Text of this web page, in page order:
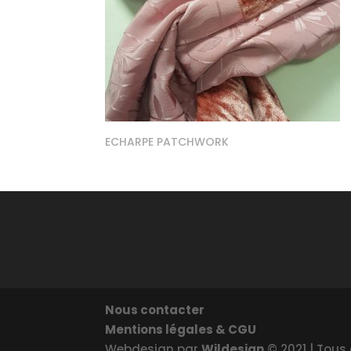
ECHARPE PATCHWORK
Nous contacter
Mentions légales & CGU